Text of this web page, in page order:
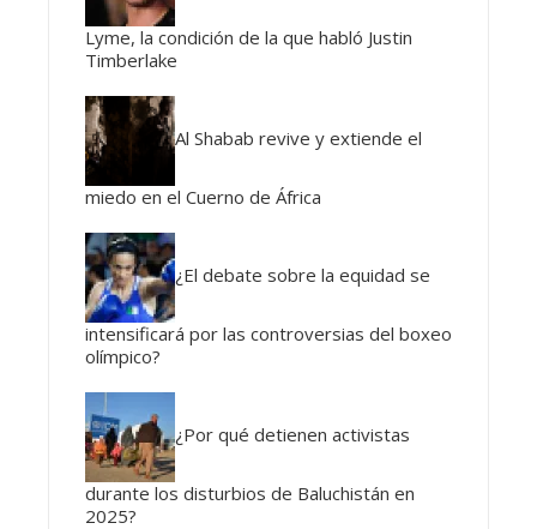
Lyme, la condición de la que habló Justin
Timberlake
Al Shabab revive y extiende el
miedo en el Cuerno de África
¿El debate sobre la equidad se
intensificará por las controversias del boxeo
olímpico?
¿Por qué detienen activistas
durante los disturbios de Baluchistán en
2025?